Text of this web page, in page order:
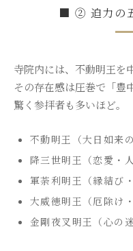
■ ② 迫力の
寺院内には、不動明王を
その存在感は圧巻で「豊
驚く参拝者も多いほど。
不動明王（大日如来
降三世明王（恋愛・
軍荼利明王（縁結び・
大威徳明王（厄除け
金剛夜叉明王（心の